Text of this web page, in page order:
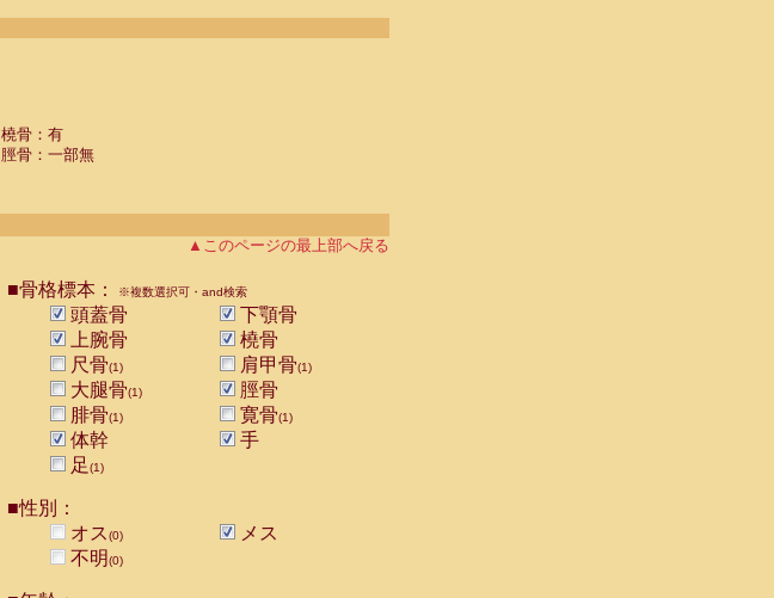
橈骨：有
脛骨：一部無
▲このページの最上部へ戻る
■骨格標本： ※複数選択可・and検索
頭蓋骨
下顎骨
上腕骨
橈骨
尺骨(1) 肩甲骨(1)
大腿骨(1)
脛骨
腓骨(1) 寛骨(1)
体幹
手
足(1)
■性別：
オス(0)
メス
不明(0)